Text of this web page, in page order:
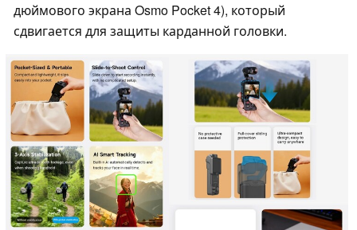
дюймового экрана Osmo Pocket 4), который
сдвигается для защиты карданной головки.